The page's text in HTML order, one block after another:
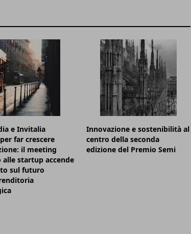
e Invitalia
far crescere
il meeting
alle startup accende
sul futuro
Innovazione e sostenibilità al
centro della seconda
edizione del Premio Semi